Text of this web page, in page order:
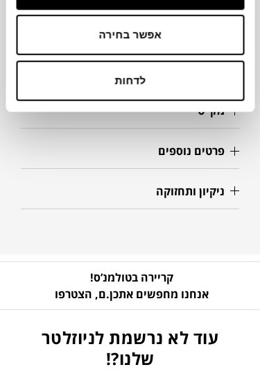
אפשר בחירה
לדחות
84X74X64H ס"מ
מק"ט
פרטים נוספים
ניקיון ותחזוקה
קריירה בטולמנ’ס!
אנחנו מחפשים אתכן.ם, הצטרפו
עוד לא נרשמת לניוזלטר
שלנו?!